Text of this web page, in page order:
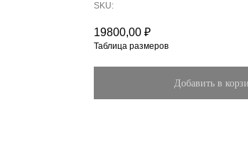
SKU:
19800,00 ₽
Таблица размеров
Добавить в